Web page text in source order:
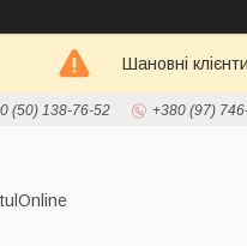
Шановні
(50) 138-76-52 +380 (97)